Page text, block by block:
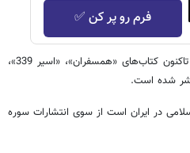
فرم رو پر کن ✅
از رضا رییسی نویسنده و روزنامه‌نگار تاکنون کتاب‌های «همسفران»، «اسیر 339»،
شده است.
انقلاب اسلامی در ایران است از سوی انتشارات سوره